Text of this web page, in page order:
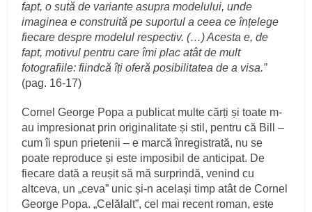
fapt, o sută de variante asupra modelului, unde
imaginea e construită pe suportul a ceea ce înțelege
fiecare despre modelul respectiv. (…) Acesta e, de
fapt, motivul pentru care îmi plac atât de mult
fotografiile: fiindcă îți oferă posibilitatea de a visa.”
(pag. 16-17)
Cornel George Popa a publicat multe cărți și toate m-
au impresionat prin originalitate și stil, pentru că Bill –
cum îi spun prietenii – e marcă înregistrată, nu se
poate reproduce și este imposibil de anticipat. De
fiecare dată a reușit să mă surprindă, venind cu
altceva, un „ceva” unic și-n același timp atât de Cornel
George Popa. „Celălalt”, cel mai recent roman, este